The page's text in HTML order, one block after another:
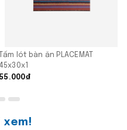
Tấm lót bàn ăn PLACEMAT
45x30x1
55.000₫
xem!